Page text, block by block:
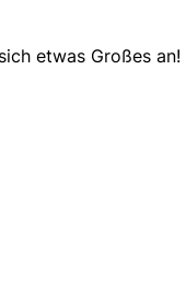
etwas Großes